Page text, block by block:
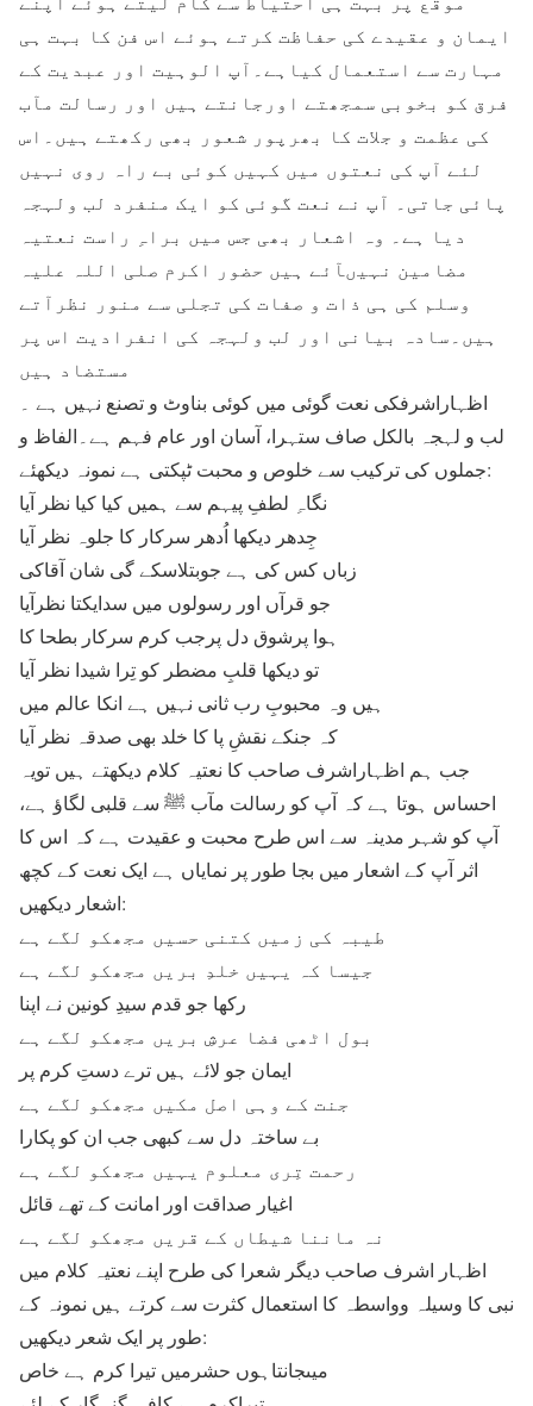
ایمان و عقیدے کی حفاظت کرتے ہوئے اس فن کا بہت ہی
مہارت سے استعمال کیاہے۔آپ الوہیت اور عبدیت کے
فرق کو بخوبی سمجھتے اورجانتے ہیں اور رسالت مآب
کی عظمت و جلات کا بھرپور شعور بھی رکھتے ہیں۔اس
لئے آپ کی نعتوں میں کہیں کوئی بے راہ روی نہیں
پائی جاتی۔ آپ نے نعت گوئی کو ایک منفرد لب ولہجہ
دیا ہے۔ وہ اشعار بھی جس میں براہِ راست نعتیہ
مضامین نہیںآئے ہیں حضور اکرم صلی اللہ علیہ
وسلم کی ہی ذات و صفات کی تجلی سے منور نظرآتے
ہیں۔سادہ بیانی اور لب ولہجہ کی انفرادیت اس پر
مستضاد ہیں
اظہاراشرفکی نعت گوئی میں کوئی بناوٹ و تصنع نہیں ہے ۔
لب و لہجہ بالکل صاف ستہرا، آسان اور عام فہم ہے۔الفاظ و
جملوں کی ترکیب سے خلوص و محبت ٹپکتی ہے نمونہ دیکھئے:
نگاہِ لطفِ پیہم سے ہمیں کیا کیا نظر آیا
جِدھر دیکھا اُدھر سرکار کا جلوہ نظر آیا
زباں کس کی ہے جوبتلاسکے گی شان آقاکی
جو قرآں اور رسولوں میں سدایکتا نظرآیا
ہوا پرشوق دل پرجب کرم سرکار بطحا کا
تو دیکھا قلبِ مضطر کو تِرا شیدا نظر آیا
ہیں وہ محبوبِ رب ثانی نہیں ہے انکا عالم میں
کہ جنکے نقشِ پا کا خلد بھی صدقہ نظر آیا
جب ہم اظہاراشرف صاحب کا نعتیہ کلام دیکھتے ہیں تویہ
احساس ہوتا ہے کہ آپ کو رسالت مآب ﷺ سے قلبی لگاؤ ہے،
آپ کو شہر مدینہ سے اس طرح محبت و عقیدت ہے کہ اس کا
اثر آپ کے اشعار میں بجا طور پر نمایاں ہے ایک نعت کے کچھ
اشعار دیکھیں:
طیبہ کی زمیں کتنی حسیں مجھکو لگے ہے
جیسا کہ یہیں خلدِ بریں مجھکو لگے ہے
رکھا جو قدم سیدِ کونین نے اپنا
بول اٹھی فضا عرشِ بریں مجھکو لگے ہے
ایمان جو لائے ہیں ترے دستِ کرم پر
جنت کے وہی اصل مکیں مجھکو لگے ہے
بے ساختہ دل سے کبھی جب ان کو پکارا
رحمت تِری معلوم یہیں مجھکو لگے ہے
اغیار صداقت اور امانت کے تھے قائل
نہ ماننا شیطاں کے قریں مجھکو لگے ہے
اظہار اشرف صاحب دیگر شعرا کی طرح اپنے نعتیہ کلام میں
نبی کا وسیلہ وواسطہ کا استعمال کثرت سے کرتے ہیں نمونہ کے
طور پر ایک شعر دیکھیں:
میںجانتاہوں حشرمیں تیرا کرم ہے خاص